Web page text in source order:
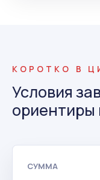
КОРОТКО В
Условия
ориентиры
СУММА